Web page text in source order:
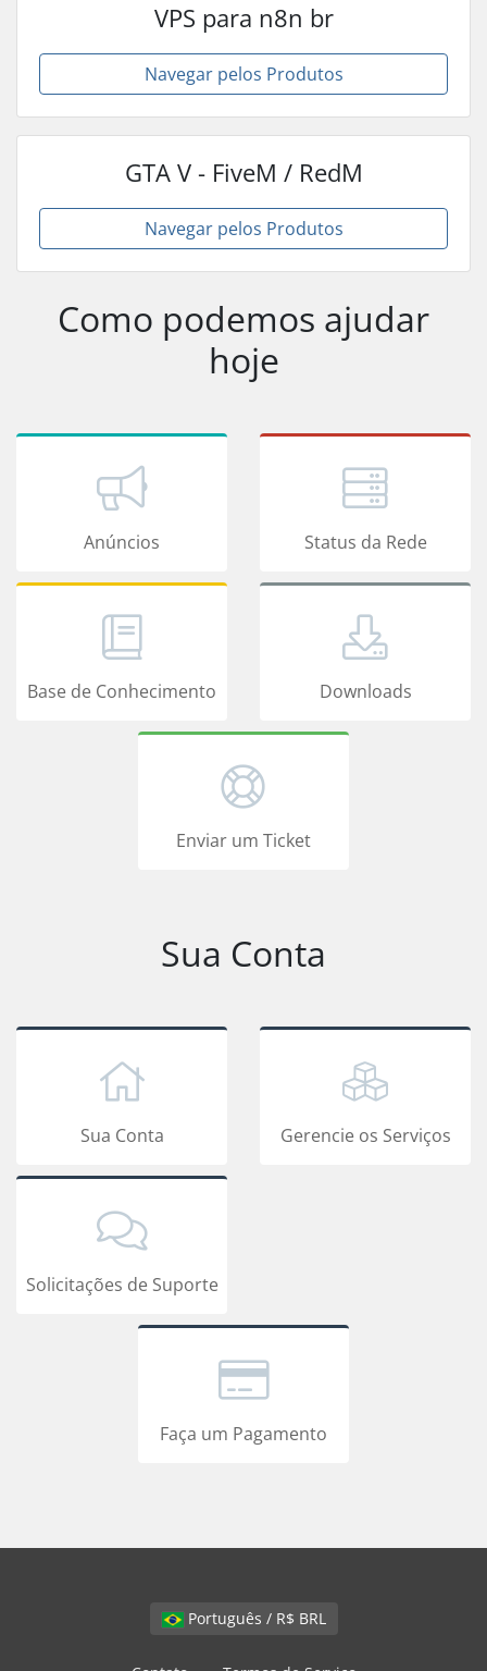
VPS para n8n br
Navegar pelos Produtos
GTA V - FiveM / RedM
Navegar pelos Produtos
Como podemos ajudar
hoje
Anúncios Status da Rede
Base de Conhecimento Downloads
Enviar um Ticket
Sua Conta
Sua Conta Gerencie os Serviços
Solicitações de Suporte
Faça um Pagamento
Português / R$ BRL